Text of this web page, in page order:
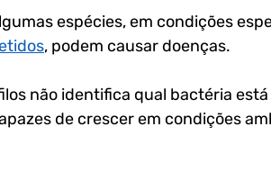
espécies, em condições
, podem causar doenças.
não identifica qual bactéria
de crescer em condições